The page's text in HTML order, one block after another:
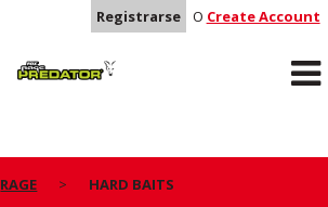
Registrarse O Create Account
Predator
RAGE HARD BAITS